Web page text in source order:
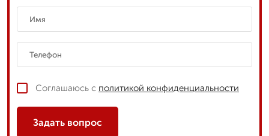
Соглашаюсь с политикой конфиденциальности
Задать вопрос